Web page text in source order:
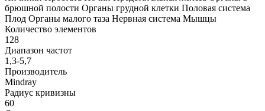
брюшной полости Органы грудной клетки Половая система
Плод Органы малого таза Нервная система Мышцы
Количество элементов
128
Диапазон частот
1,3-5,7
Производитель
Mindray
Радиус кривизны
60